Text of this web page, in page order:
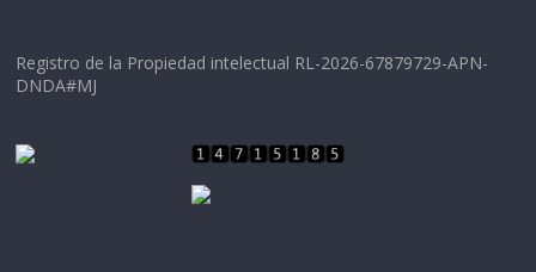
Registro de la Propiedad intelectual RL-2026-67879729-APN-
DNDA#MJ